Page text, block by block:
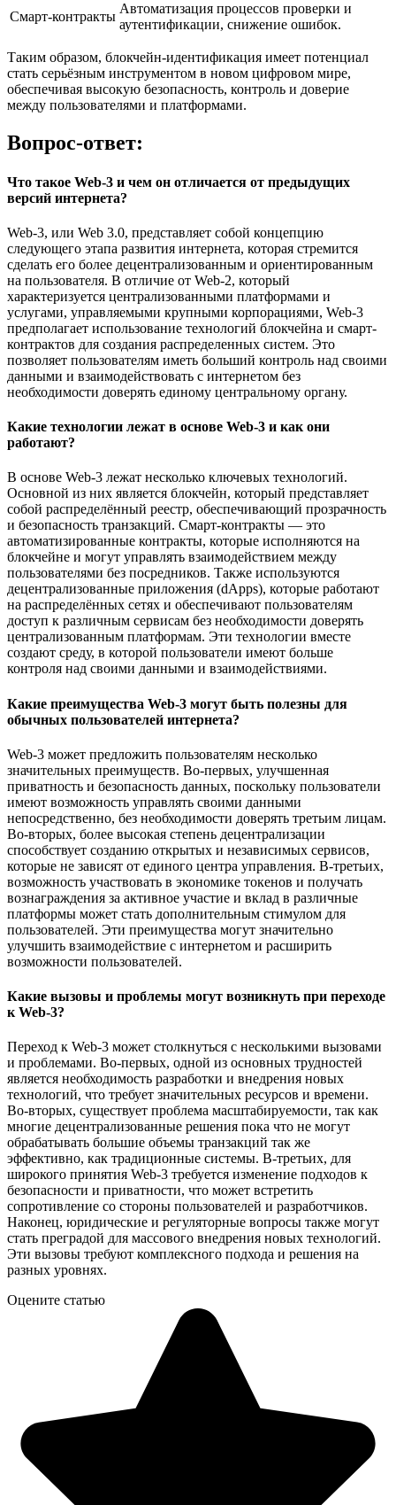
Смарт-контракты
Автоматизация процессов проверки и
аутентификации, снижение ошибок.
Таким образом, блокчейн-идентификация имеет потенциал
стать серьёзным инструментом в новом цифровом мире,
обеспечивая высокую безопасность, контроль и доверие
между пользователями и платформами.
Вопрос-ответ:
Что такое Web-3 и чем он отличается от предыдущих
версий интернета?
Web-3, или Web 3.0, представляет собой концепцию
следующего этапа развития интернета, которая стремится
сделать его более децентрализованным и ориентированным
на пользователя. В отличие от Web-2, который
характеризуется централизованными платформами и
услугами, управляемыми крупными корпорациями, Web-3
предполагает использование технологий блокчейна и смарт-
контрактов для создания распределенных систем. Это
позволяет пользователям иметь больший контроль над своими
данными и взаимодействовать с интернетом без
необходимости доверять единому центральному органу.
Какие технологии лежат в основе Web-3 и как они
работают?
В основе Web-3 лежат несколько ключевых технологий.
Основной из них является блокчейн, который представляет
собой распределённый реестр, обеспечивающий прозрачность
и безопасность транзакций. Смарт-контракты — это
автоматизированные контракты, которые исполняются на
блокчейне и могут управлять взаимодействием между
пользователями без посредников. Также используются
децентрализованные приложения (dApps), которые работают
на распределённых сетях и обеспечивают пользователям
доступ к различным сервисам без необходимости доверять
централизованным платформам. Эти технологии вместе
создают среду, в которой пользователи имеют больше
контроля над своими данными и взаимодействиями.
Какие преимущества Web-3 могут быть полезны для
обычных пользователей интернета?
Web-3 может предложить пользователям несколько
значительных преимуществ. Во-первых, улучшенная
приватность и безопасность данных, поскольку пользователи
имеют возможность управлять своими данными
непосредственно, без необходимости доверять третьим лицам.
Во-вторых, более высокая степень децентрализации
способствует созданию открытых и независимых сервисов,
которые не зависят от единого центра управления. В-третьих,
возможность участвовать в экономике токенов и получать
вознаграждения за активное участие и вклад в различные
платформы может стать дополнительным стимулом для
пользователей. Эти преимущества могут значительно
улучшить взаимодействие с интернетом и расширить
возможности пользователей.
Какие вызовы и проблемы могут возникнуть при переходе
к Web-3?
Переход к Web-3 может столкнуться с несколькими вызовами
и проблемами. Во-первых, одной из основных трудностей
является необходимость разработки и внедрения новых
технологий, что требует значительных ресурсов и времени.
Во-вторых, существует проблема масштабируемости, так как
многие децентрализованные решения пока что не могут
обрабатывать большие объемы транзакций так же
эффективно, как традиционные системы. В-третьих, для
широкого принятия Web-3 требуется изменение подходов к
безопасности и приватности, что может встретить
сопротивление со стороны пользователей и разработчиков.
Наконец, юридические и регуляторные вопросы также могут
стать преградой для массового внедрения новых технологий.
Эти вызовы требуют комплексного подхода и решения на
разных уровнях.
Оцените статью